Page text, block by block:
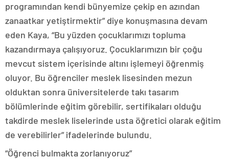
programından kendi bünyemize çekip en azından
zanaatkar yetiştirmektir” diye konuşmasına devam
eden Kaya, “Bu yüzden çocuklarımızı topluma
kazandırmaya çalışıyoruz. Çocuklarımızın bir çoğu
mevcut sistem içerisinde altını işlemeyi öğrenmiş
oluyor. Bu öğrenciler meslek lisesinden mezun
olduktan sonra üniversitelerde takı tasarım
bölümlerinde eğitim görebilir, sertifikaları olduğu
takdirde meslek liselerinde usta öğretici olarak eğitim
de verebilirler” ifadelerinde bulundu.
“Öğrenci bulmakta zorlanıyoruz”